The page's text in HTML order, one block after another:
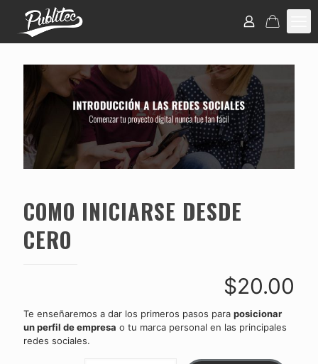
COMO INICIARSE DESDE
CERO
$20.00
Te enseñaremos a dar los primeros pasos para posicionar
un perfil de empresa o tu marca personal en las principales
redes sociales.